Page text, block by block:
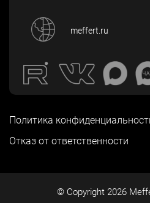
meffert.ru
Политика
Отказ от ответственности
© Copyright 2026